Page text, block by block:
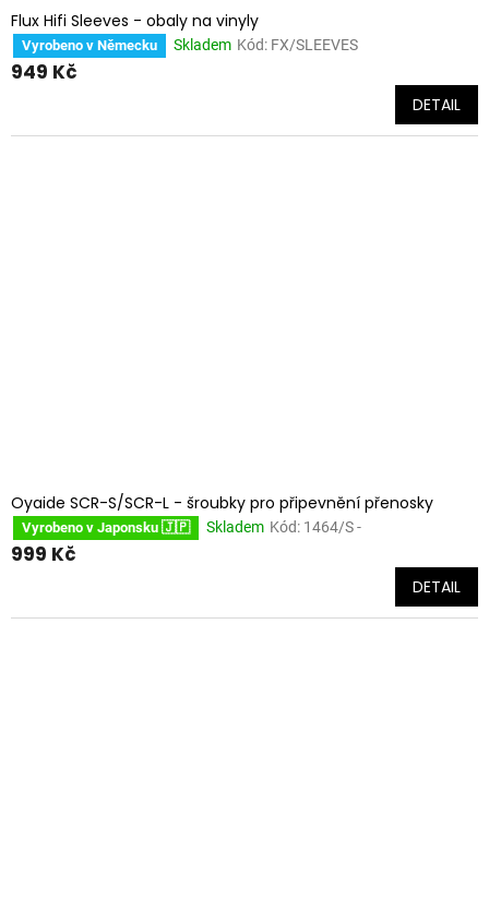
Flux Hifi Sleeves - obaly na vinyly
Vyrobeno v Německu Skladem Kód: FX/SLEEVES
949 Kč
DETAIL
Oyaide SCR-S/SCR-L - šroubky pro připevnění přenosky
Vyrobeno v Japonsku 🇯🇵 Skladem Kód: 1464/S -
999 Kč
DETAIL